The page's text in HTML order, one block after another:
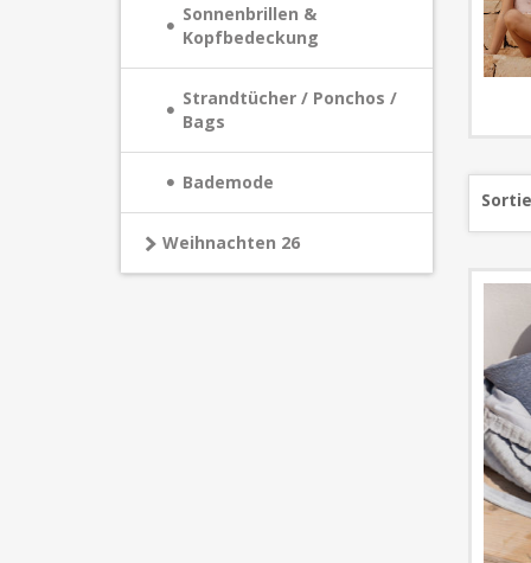
Sonnenbrillen &
Kopfbedeckung
Strandtücher / Ponchos /
Bags
Bademode
Weihnachten 26